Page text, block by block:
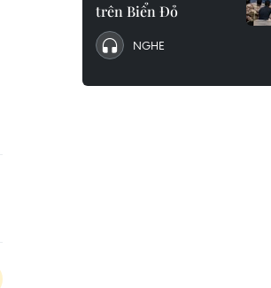
trên Biển Đỏ
NGHE